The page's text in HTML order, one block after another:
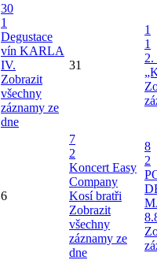
30
1
Degustace
vín KARLA
IV.
Zobrazit
všechny
záznamy ze
dne
31
1
1
2.
6
7
2
Koncert Easy
Company
Kosí bratři
Zobrazit
všechny
záznamy ze
dne
8
2